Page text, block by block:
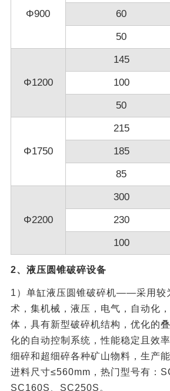
Φ900 60
50
Φ1200
145
100
50
Φ1750
215
185
85
Φ2200
300
230
100
2、液压圆锥破碎设备
1）单缸液压圆锥破碎机——采用较
术，集机械，液压，电气，自动化
体，具有新型破碎机结构，优化的
化的自动控制系统，性能稳定且效
细碎和超细碎各种矿山物料，生产
进料尺寸≤560mm，热门型号有：
SC160S、SC250S。